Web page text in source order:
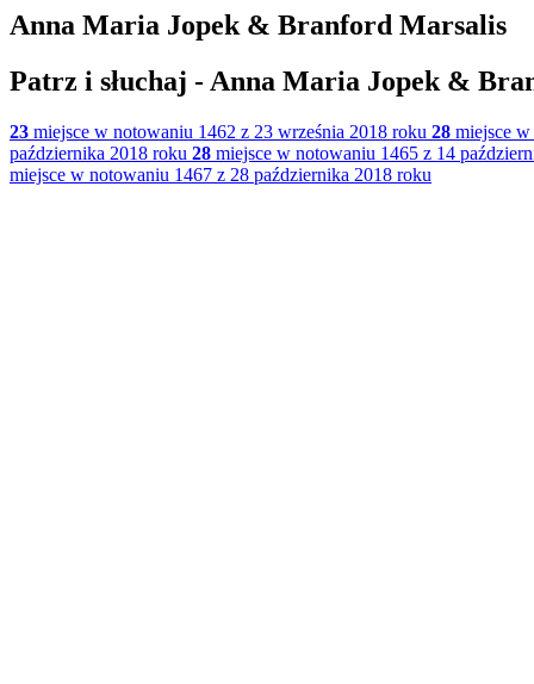
Anna Maria Jopek & Branford Marsalis
Patrz i słuchaj - Anna Maria Jopek &
23 miejsce w notowaniu 1462 z 23 września 2018 roku 28 miejsce
października 2018 roku 28 miejsce w notowaniu 1465 z 14
miejsce w notowaniu 1467 z 28 października 2018 roku